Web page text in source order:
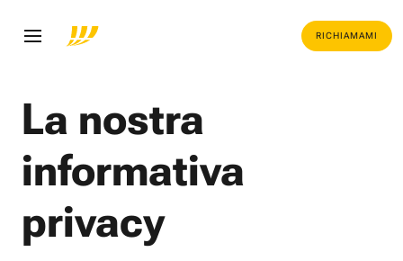
RICHIAMAMI
La nostra
informativa
privacy